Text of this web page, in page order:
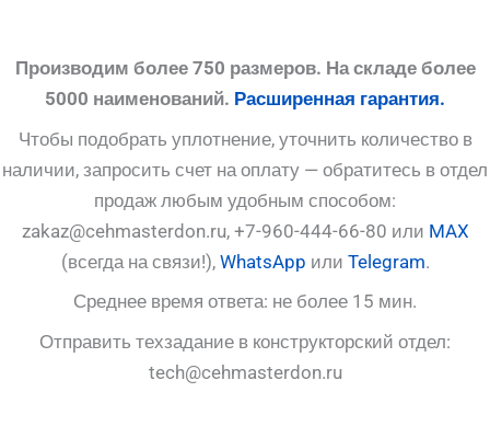
Производим более 750 размеров. На складе более
5000 наименований. Расширенная гарантия.
Чтобы подобрать уплотнение, уточнить количество в
наличии, запросить счет на оплату — обратитесь в отдел
продаж любым удобным способом:
zakaz@cehmasterdon.ru, +7-960-444-66-80 или MAX
(всегда на связи!), WhatsApp или Telegram.
Среднее время ответа: не более 15 мин.
Отправить техзадание в конструкторский отдел:
tech@cehmasterdon.ru